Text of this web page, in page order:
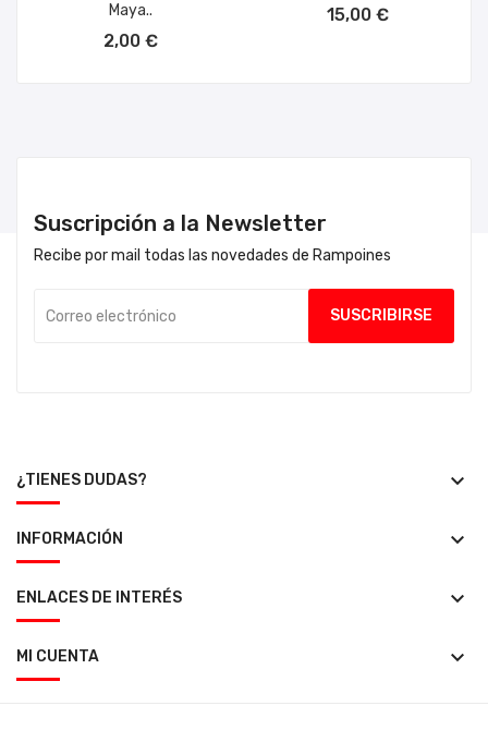
Maya..
2,00 €
15,00 €
Suscripción a la Newsletter
Recibe por mail todas las novedades de Rampoines
¿TIENES DUDAS? keyboard_arrow_down
INFORMACIÓN keyboard_arrow_down
ENLACES DE INTERÉS keyboard_arrow_down
MI CUENTA keyboard_arrow_down